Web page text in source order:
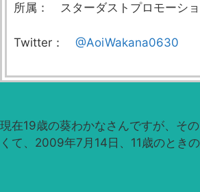
所属： スターダストプロモーシ
Twitter： @AoiWakana0630
現在19歳の葵わかなさんですが、そ
くて、2009年7月14日、11歳のときの